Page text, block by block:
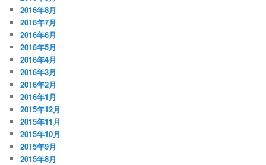
2016年8月
2016年7月
2016年6月
2016年5月
2016年4月
2016年3月
2016年2月
2016年1月
2015年12月
2015年11月
2015年10月
2015年9月
2015年8月